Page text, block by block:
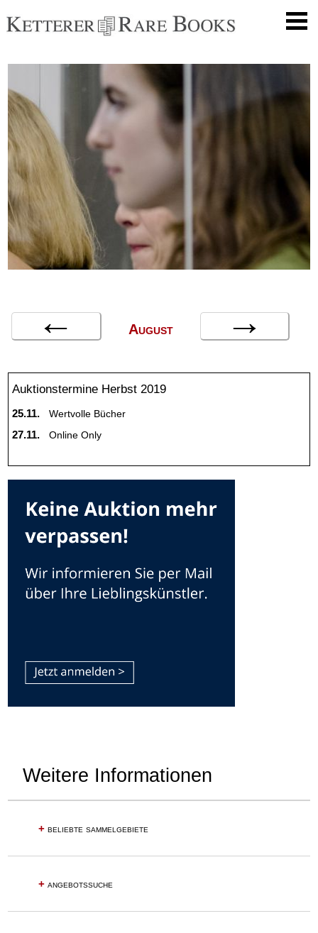
← August →
Auktionstermine Herbst 2019
25.11.
Wertvolle Bücher
27.11.
Online Only
Weitere Informationen
+beliebte sammelgebiete
+angebotssuche